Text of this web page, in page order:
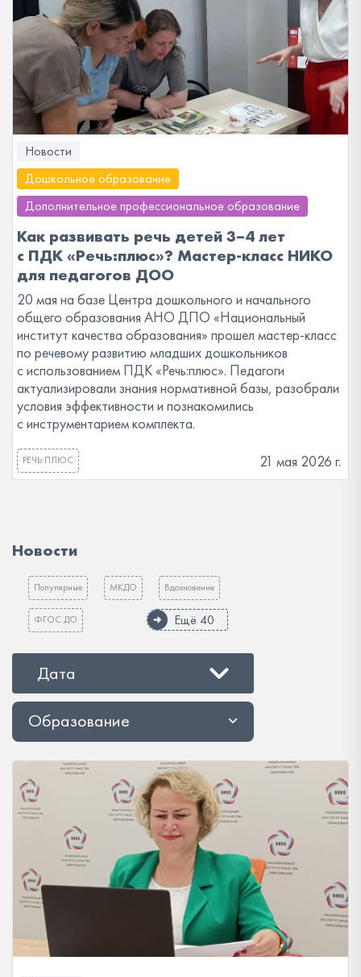
Новости
Дошкольное образование
Дополнительное профессиональное образование
Как развивать речь детей 3–4 лет
с ПДК «Речь:плюс»? Мастер-класс НИКО
для педагогов ДОО
20 мая на базе Центра дошкольного и начального
общего образования АНО ДПО «Национальный
институт качества образования» прошел мастер-класс
по речевому развитию младших дошкольников
с использованием ПДК «Речь:плюс». Педагоги
актуализировали знания нормативной базы, разобрали
условия эффективности и познакомились
с инструментарием комплекта.
РЕЧЬ:ПЛЮС 21 мая 2026 г.
Новости
Популярные МКДО Вдохновение
ФГОС ДО Ещё 40
Дата
Образование